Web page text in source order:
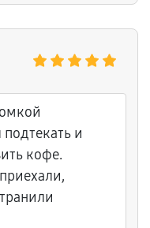
и
кофе.